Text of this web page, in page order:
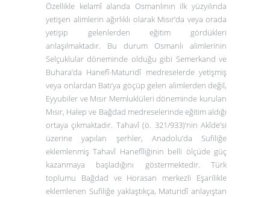
Özellikle kelamî alanda Osmanlının ilk yüzyılında
yetişen alimlerin ağırlıklı olarak Mısır’da veya orada
yetişip gelenlerden eğitim gördükleri
anlaşılmaktadır. Bu durum Osmanlı alimlerinin
Selçuklular döneminde olduğu gibi Semerkand ve
Buhara’da Hanefî-Maturidî medreselerde yetişmiş
veya onlardan Batı’ya göçüp gelen alimlerden değil,
Eyyubiler ve Mısır Memluklüleri döneminde kurulan
Mısır, Halep ve Bağdad medreselerinde eğitim aldığı
ortaya çıkmaktadır. Tahavî (ö. 321/933)’nin Akîde’si
üzerine yapılan şerhler, Anadolu’da Sufiliğe
eklemlenmiş Tahavî Hanefîliğinin belli ölçüde güç
kazanmaya başladığını göstermektedir. Türk
toplumu Bağdad ve Horasan merkezli Eşarilikle
eklemlenen Sufiliğe yaklaştıkça, Maturidî anlayıştan